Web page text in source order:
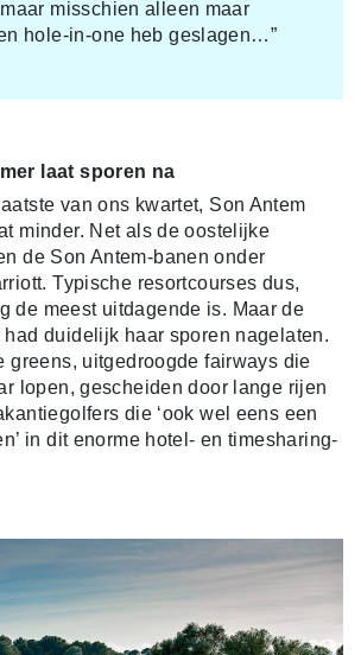
misschien alleen maar
hole-in-one heb geslagen…”
laat sporen na
van ons kwartet, Son Antem
minder. Net als de oostelijke
de Son Antem-banen onder
Typische resortcourses dus,
de meest uitdagende is. Maar de
had duidelijk haar sporen nagelaten.
greens, uitgedroogde fairways die
lopen, gescheiden door lange rijen
die ‘ook wel eens een
in dit enorme hotel- en timesharing-